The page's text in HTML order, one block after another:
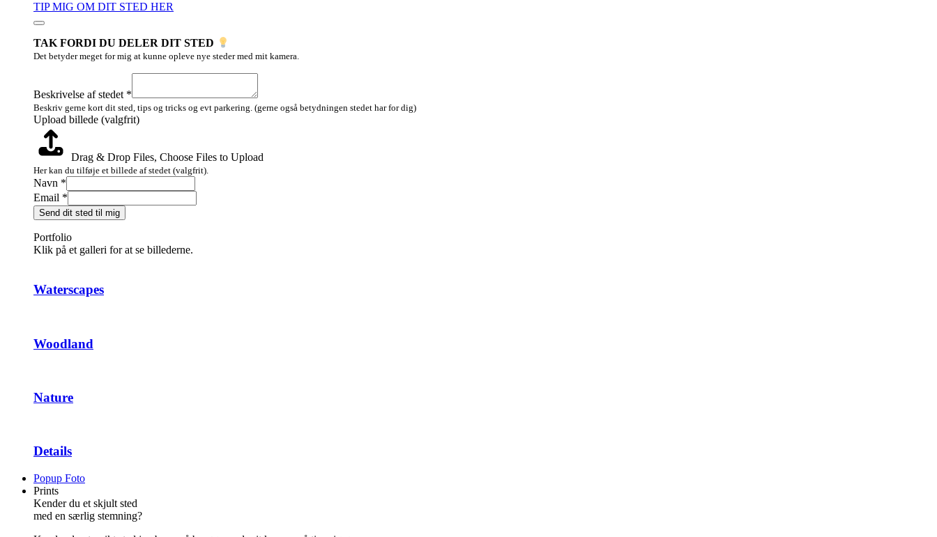
TIP MIG OM DIT STED HER
TAK FORDI DU DELER DIT STED
Det betyder meget for mig at kunne opleve nye steder med mit kamera.
Layout
Navn
Beskrivelse af stedet *
Beskriv gerne kort dit sted, tips og tricks og evt parkering. (gerne også betydningen stedet har for dig)
Upload billede (valgfrit)
Drag & Drop Files, Choose Files to Upload
Her kan du tilføje et billede af stedet (valgfrit).
Navn *
Email *
Send dit sted til mig
Portfolio
Klik på et galleri for at se billederne.
Waterscapes
Woodland
Nature
Details
Popup Foto
Prints
Kender du et skjult sted
med en særlig stemning?